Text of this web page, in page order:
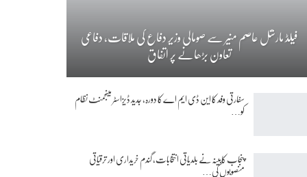
فیلڈ مارشل عاصم منیر سے صومالی وزیر دفاع کی ملاقات، دفاعی
تعاون بڑھانے پر اتفاق
سفارتی وفد کا این ڈی ایم اے کا دورہ، جدید ڈیزاسٹر مینجمنٹ نظام
کو…
پنجاب کابینہ نے بلدیاتی انتخابات، گندم خریداری اور ترقیاتی
منصوبوں کی…